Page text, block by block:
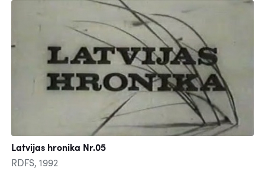
Latvijas hronika Nr.05
RDFS, 1992